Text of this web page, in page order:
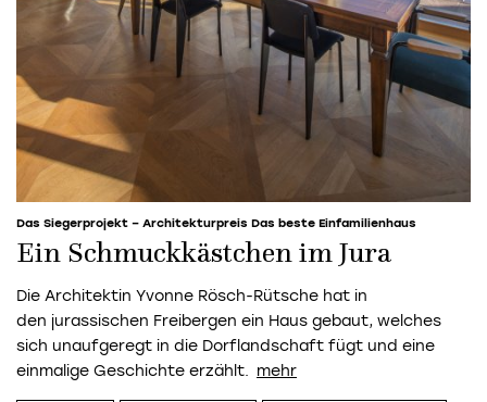
Das Siegerprojekt – Architekturpreis Das beste Einfamilienhaus
Ein Schmuckkästchen im Jura
Die Architektin Yvonne Rösch-Rütsche hat in
den jurassischen Freibergen ein Haus gebaut, welches
sich unaufgeregt in die Dorflandschaft fügt und eine
einmalige Geschichte erzählt.